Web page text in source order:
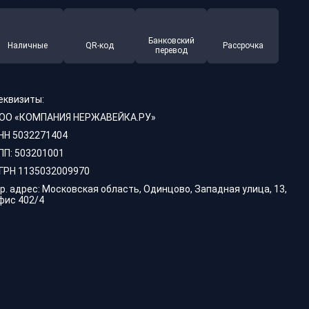
Наличные QR-код
Банковский
перевод
Рассрочка
«КОМПАНИЯ НЕРЖАВЕЙКА.РУ»
5032271404
503201001
1135032009970
адрес: Московская область, Одинцово, Западная улица, 13,
402/4